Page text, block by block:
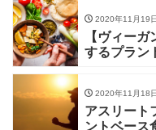
2020年11月19日
【ヴィー
するプラン
2020年11月18日
アスリート
ントベース